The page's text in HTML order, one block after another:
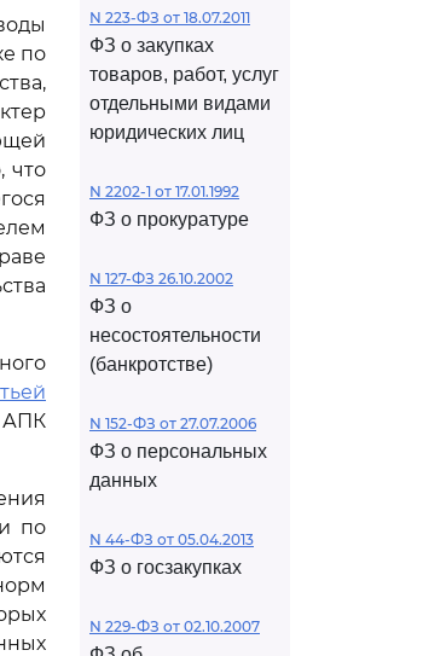
по
что
АПК
по
N 223-ФЗ от 18.07.2011
ФЗ о закупках
товаров, работ, услуг
отдельными видами
юридических лиц
N 2202-1 от 17.01.1992
ФЗ о прокуратуре
N 127-ФЗ 26.10.2002
ФЗ о
несостоятельности
(банкротстве)
N 152-ФЗ от 27.07.2006
ФЗ о персональных
данных
N 44-ФЗ от 05.04.2013
ФЗ о госзакупках
N 229-ФЗ от 02.10.2007